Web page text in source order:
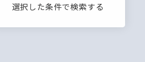
選択した条件で検索する